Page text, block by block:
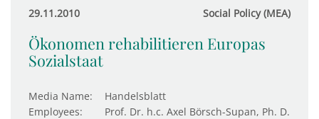
29.11.2010 Social Policy (MEA)
Ökonomen rehabilitieren Europas
Sozialstaat
Media Name:
Handelsblatt
Employees:
Prof. Dr. h.c. Axel Börsch-Supan, Ph. D.